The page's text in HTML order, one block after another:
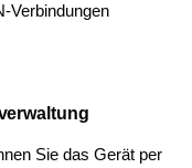
Verbindungen
Sie das Gerät per